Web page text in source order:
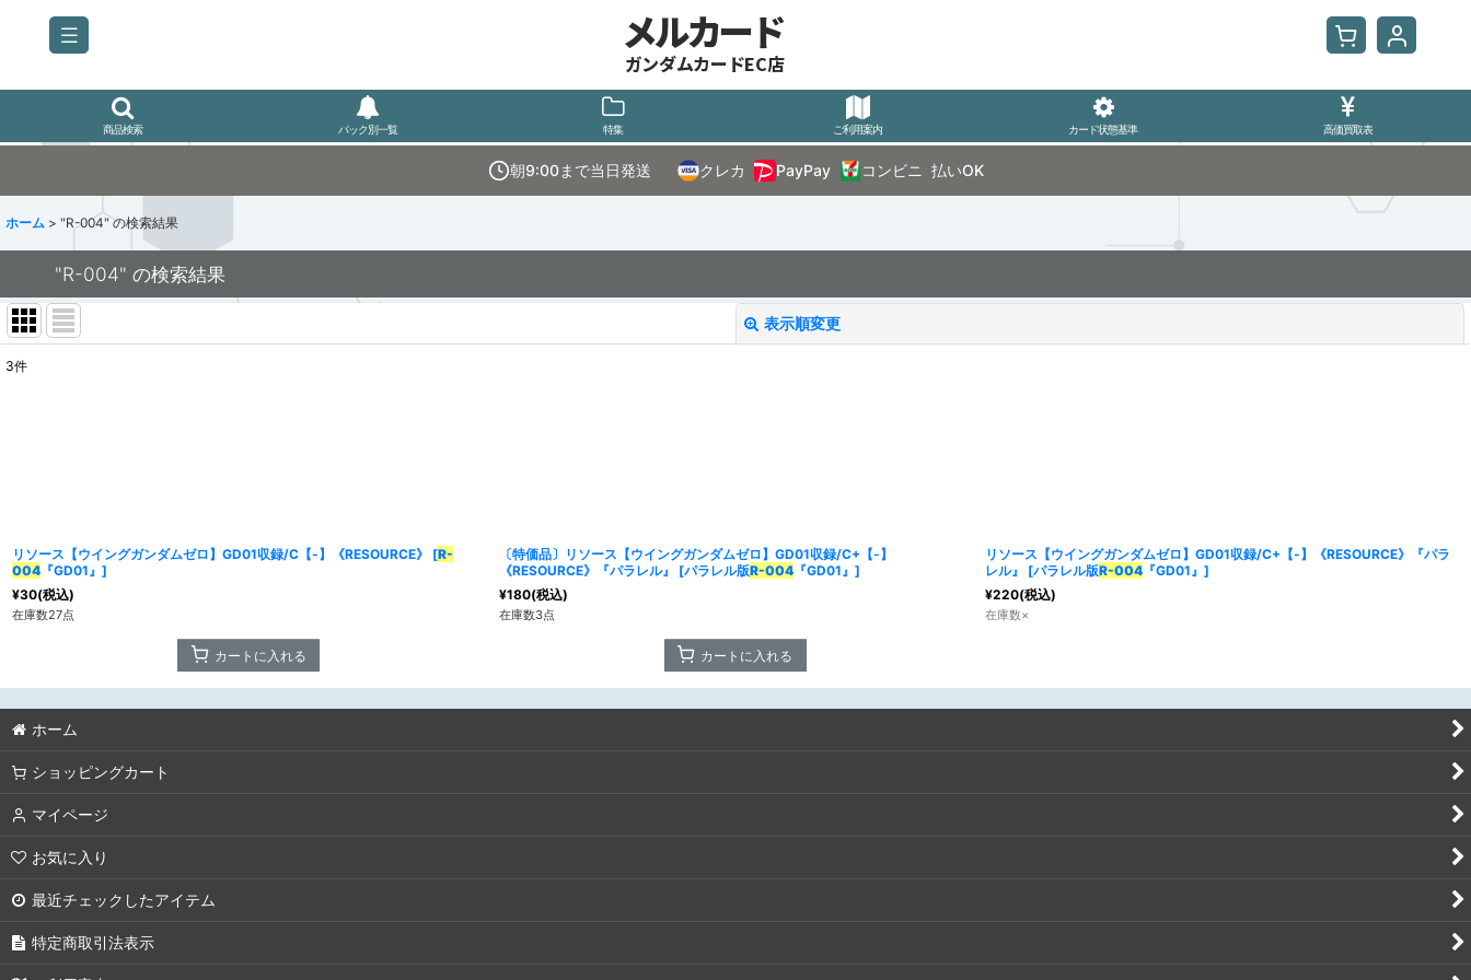
メルカード
ガンダムカードEC店
商品検索 パック別一覧 特集 ご利用案内 カード状態基準 高価買取表
朝9:00まで当日発送 クレカ PayPay コンビニ 払いOK
ホーム > "R-004"の検索結果
"R-004" の検索結果
表示順変更
カテゴリ:
特集:
絞り込む
3件
リソース【ウイングガンダムゼロ】GD01収録/C【-】《RESOURCE》 [R-
004 『GD01』 ]
¥30(税込)
在庫数27点
カートに入れる
〔特価品〕リソース【ウイングガンダムゼロ】GD01収録/C+【-】
《RESOURCE》『パラレル』
[パラレル版R-004『GD01』 ]
¥180(税込)
在庫数3点
カートに入れる
リソース【ウイングガンダムゼロ】GD01収録/C+【-】《RESOURCE》『パラ
レル』
[パラレル版R-004 『GD01』]
¥220(税込)
在庫数×
ホーム
ショッピングカート
マイページ
お気に入り
最近チェックしたアイテム
特定商取引法表示